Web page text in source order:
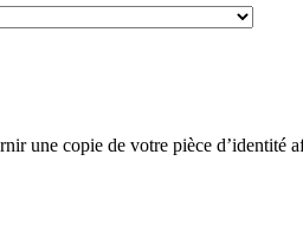
une copie de votre pièce d’identité